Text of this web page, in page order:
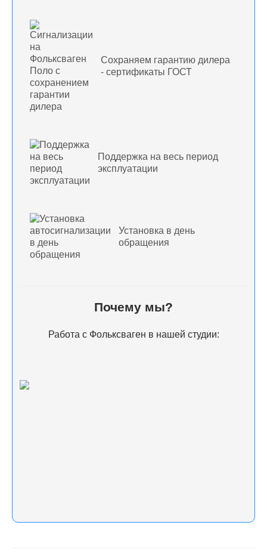
Сохраняем гарантию дилера
- сертификаты ГОСТ
Поддержка на весь период
эксплуатации
Установка в день
обращения
Почему мы?
Работа с Фольксваген в нашей студии: